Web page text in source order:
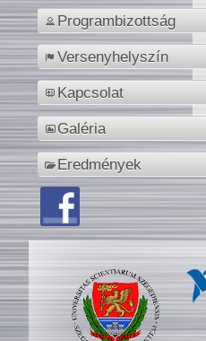
Programbizottság
Versenyhelyszín
Kapcsolat
Galéria
Eredmények